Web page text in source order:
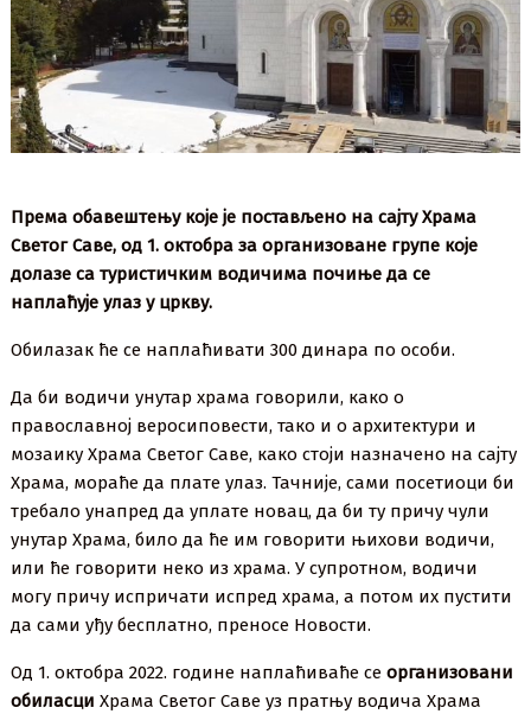
Према обавештењу које је постављено на сајту Храма
Светог Саве, од 1. октобра за организоване групе које
долазе са туристичким водичима почиње да се
наплаћује улаз у цркву.
Обилазак ће се наплаћивати 300 динара по особи.
Да би водичи унутар храма говорили, како о
православној веросиповести, тако и о архитектури и
мозаику Храма Светог Саве, како стоји назначено на сајту
Храма, мораће да плате улаз. Тачније, сами посетиоци би
требало унапред да уплате новац, да би ту причу чули
унутар Храма, било да ће им говорити њихови водичи,
или ће говорити неко из храма. У супротном, водичи
могу причу испричати испред храма, а потом их пустити
да сами уђу бесплатно, преносе Новости.
Од 1. октобра 2022. године наплаћиваће сеорганизовани
обиласци Храма Светог Саве уз пратњу водича Храма